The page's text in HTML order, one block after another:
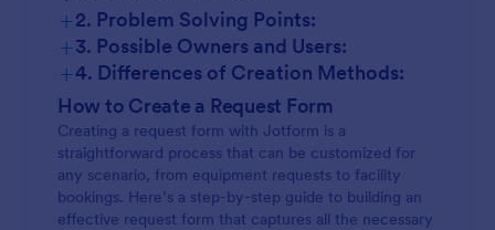
+2. Problem Solving Points:
+3. Possible Owners and Users:
+4. Differences of Creation Methods:
How to Create a Request Form
Creating a request form with Jotform is a
straightforward process that can be customized for
any scenario, from equipment requests to facility
bookings. Here’s a step-by-step guide to building an
effective request form that captures all the necessary